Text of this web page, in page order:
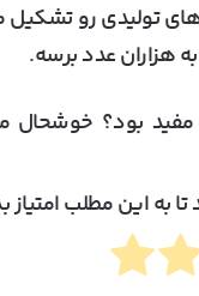
تولیدی رو تشکیل
هزاران عدد برسه.
مفید بود؟ خوشحال
به این مطلب امتیاز